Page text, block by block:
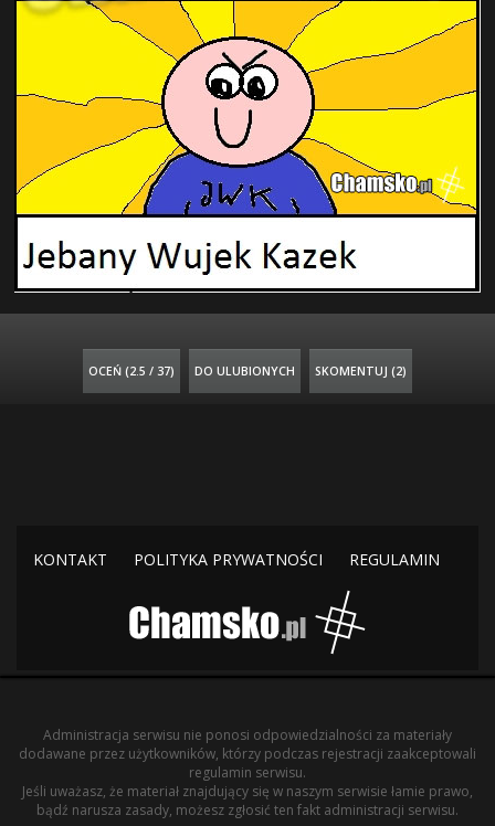
OCEŃ (2.5 / 37) DO ULUBIONYCH SKOMENTUJ (2)
KONTAKT POLITYKA PRYWATNOŚCI REGULAMIN
Administracja serwisu nie ponosi odpowiedzialności za materiały
dodawane przez użytkowników, którzy podczas rejestracji zaakceptowali
regulamin serwisu.
Jeśli uważasz, że materiał znajdujący się w naszym serwisie łamie prawo,
bądź narusza zasady, możesz zgłosić ten fakt administracji serwisu.